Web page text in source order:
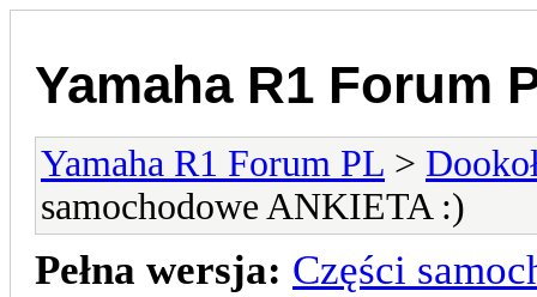
Yamaha R1 Forum
Yamaha R1 Forum PL >
samochodowe ANKIETA :)
Pełna wersja: Części